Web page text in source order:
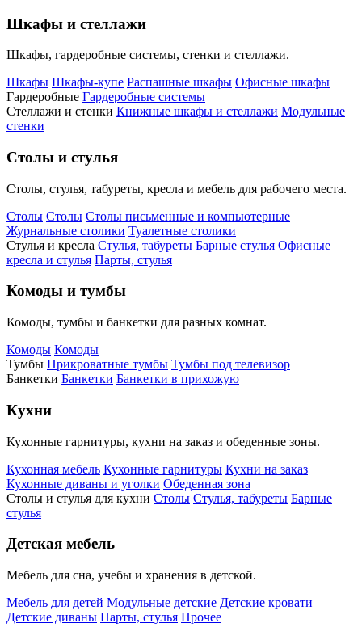
Шкафы и стеллажи
Шкафы, гардеробные системы, стенки и стеллажи.
Шкафы Шкафы-купе Распашные шкафы Офисные шкафы
Гардеробные Гардеробные системы
Стеллажи и стенки Книжные шкафы и стеллажи Модульные
стенки
Столы и стулья
Столы, стулья, табуреты, кресла и мебель для рабочего места.
Столы Столы Столы письменные и компьютерные
Журнальные столики Туалетные столики
Стулья и кресла Стулья, табуреты Барные стулья Офисные
кресла и стулья Парты, стулья
Комоды и тумбы
Комоды, тумбы и банкетки для разных комнат.
Комоды Комоды
Тумбы Прикроватные тумбы Тумбы под телевизор
Банкетки Банкетки Банкетки в прихожую
Кухни
Кухонные гарнитуры, кухни на заказ и обеденные зоны.
Кухонная мебель Кухонные гарнитуры Кухни на заказ
Кухонные диваны и уголки Обеденная зона
Столы и стулья для кухни Столы Стулья, табуреты Барные
стулья
Детская мебель
Мебель для сна, учебы и хранения в детской.
Мебель для детей Модульные детские Детские кровати
Детские диваны Парты, стулья Прочее